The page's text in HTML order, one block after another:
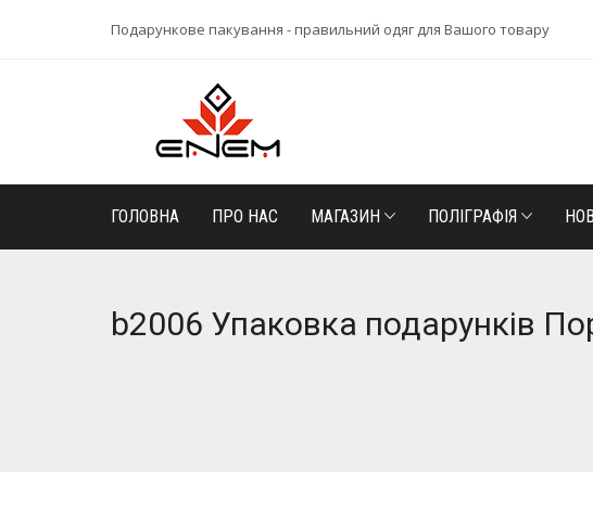
Подарункове пакування - правильний одяг для Вашого товару
ГОЛОВНА ПРО НАС МАГАЗИН ПОЛІГРАФІЯ
b2006 Упаковка подарунків